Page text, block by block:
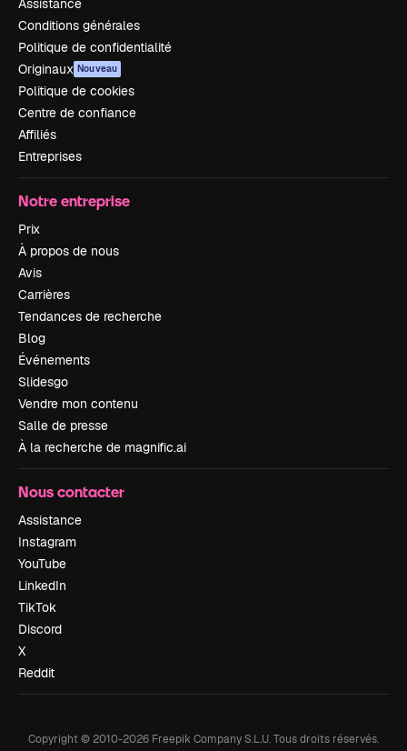
Assistance
Conditions générales
Politique de confidentialité
Originaux Nouveau
Politique de cookies
Centre de confiance
Affiliés
Entreprises
Notre entreprise
Prix
À propos de nous
Avis
Carrières
Tendances de recherche
Blog
Événements
Slidesgo
Vendre mon contenu
Salle de presse
À la recherche de magnific.ai
Nous contacter
Assistance
Instagram
YouTube
LinkedIn
TikTok
Discord
X
Reddit
Copyright © 2010-2026 Freepik Company S.L.U.Tous droits réservés.